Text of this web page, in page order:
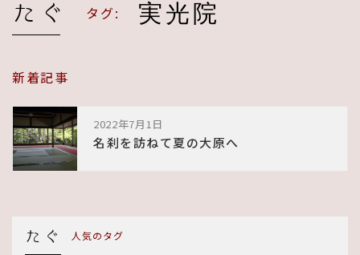
タグ: 実光院
新着記事
2022年7月1日
名刹を訪ねて夏の大原へ
人気のタグ